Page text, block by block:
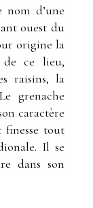
nom d’une
ouest du
origine la
de ce lieu,
raisins, la
grenache
caractère
finesse tout
Il se
dans son